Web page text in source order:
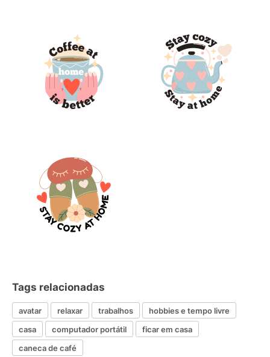
Tags relacionadas
avatar relaxar trabalhos
hobbies e tempo livre
casa
computador portátil
ficar em casa
caneca de café